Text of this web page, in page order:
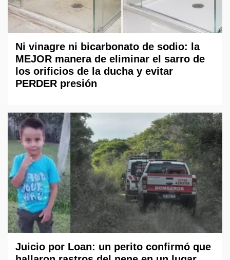
Ni vinagre ni bicarbonato de sodio: la
MEJOR manera de eliminar el sarro de
los orificios de la ducha y evitar
PERDER presión
Juicio por Loan: un perito confirmó que